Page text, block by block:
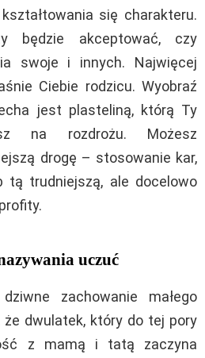
się charakteru.
będzie akceptować, czy
swoje i innych. Najwięcej
Ciebie rodzicu. Wyobraź
jest plasteliną, którą Ty
na rozdrożu. Możesz
drogę – stosowanie kar,
tą trudniejszą, ale docelowo
uczuć
zachowanie małego
że dwulatek, który do tej pory
z mamą i tatą zaczyna